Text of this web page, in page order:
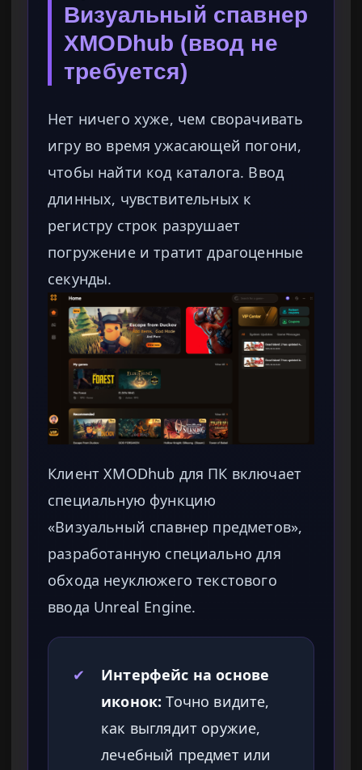
Визуальный спавнер
XMODhub (ввод не
требуется)
Нет ничего хуже, чем сворачивать
игру во время ужасающей погони,
чтобы найти код каталога. Ввод
длинных, чувствительных к
регистру строк разрушает
погружение и тратит драгоценные
секунды.
Клиент XMODhub для ПК включает
специальную функцию
«Визуальный спавнер предметов»,
разработанную специально для
обхода неуклюжего текстового
ввода Unreal Engine.
✔
Интерфейс на основе
иконок: Точно видите,
как выглядит оружие,
лечебный предмет или